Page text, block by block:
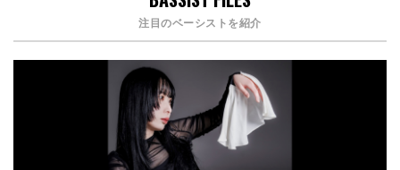
注目のベーシストを紹介